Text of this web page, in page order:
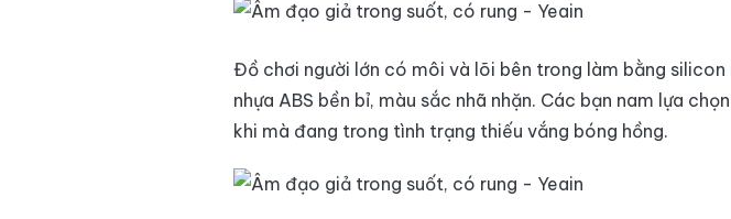
Đồ chơi người lớn có môi và lõi bên trong làm bằng
nhựa ABS bền bỉ, màu sắc nhã nhặn. Các bạn nam lựa
khi mà đang trong tình trạng thiếu vắng bóng hồng.